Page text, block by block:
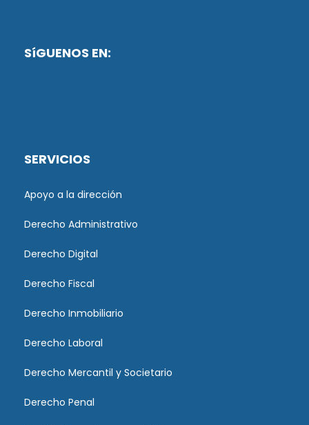
SíGUENOS EN:
SERVICIOS
Apoyo a la dirección
Derecho Administrativo
Derecho Digital
Derecho Fiscal
Derecho Inmobiliario
Derecho Laboral
Derecho Mercantil y Societario
Derecho Penal